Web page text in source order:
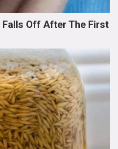
Falls Off After The First